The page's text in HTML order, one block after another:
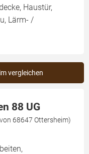
Haustür,
Lärm- /
vergleichen
88 UG
68647 Ottersheim)